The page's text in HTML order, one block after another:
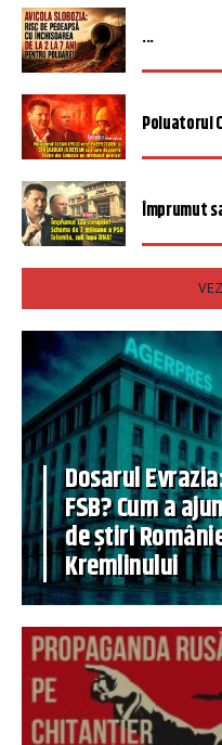
...
Poluatorul
Împrumut
Dosarul
FSB? Cum a
de știri
Kremlinului